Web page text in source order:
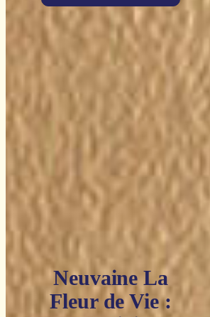
Neuvaine La
Fleur de Vie :